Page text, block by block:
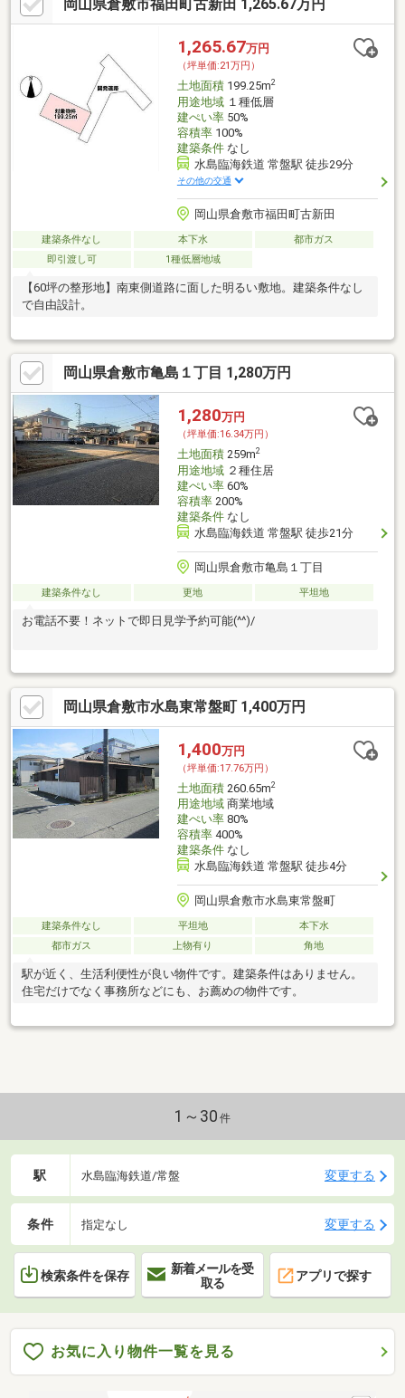
岡山県倉敷市福田町古新田 1,265.67万円
1,265.67万円
（坪単価:21万円）
土地面積199.25m2
用途地域１種低層
建ぺい率50%
容積率100%
建築条件なし
水島臨海鉄道 常盤駅 徒歩29分
その他の交通
岡山県倉敷市福田町古新田
建築条件なし 本下水
都市ガス
即引渡し可
1種低層地域
【60坪の整形地】南東側道路に面した明るい敷地。建築条件なし
で自由設計。
岡山県倉敷市亀島１丁目 1,280万円
1,280万円
（坪単価:16.34万円）
土地面積259m2
用途地域２種住居
建ぺい率60%
容積率200%
建築条件なし
水島臨海鉄道 常盤駅 徒歩21分
岡山県倉敷市亀島１丁目
建築条件なし 更地 平坦地
お電話不要！ネットで即日見学予約可能(^^)/
岡山県倉敷市水島東常盤町 1,400万円
1,400万円
（坪単価:17.76万円）
土地面積260.65m2
用途地域商業地域
建ぺい率80%
容積率400%
建築条件なし
水島臨海鉄道 常盤駅 徒歩4分
岡山県倉敷市水島東常盤町
建築条件なし 平坦地
本下水
都市ガス
上物有り 角地
駅が近く、生活利便性が良い物件です。建築条件はありません。
住宅だけでなく事務所などにも、お薦めの物件です。
1～30 件
駅 水島臨海鉄道/常盤 変更する
条件 指定なし 変更する
検索条件を保存
新着メールを受
取る
アプリで探す
お気に入り物件一覧を見る